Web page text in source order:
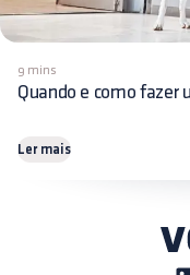
9 mins
Quando e como fazer
Ler mais